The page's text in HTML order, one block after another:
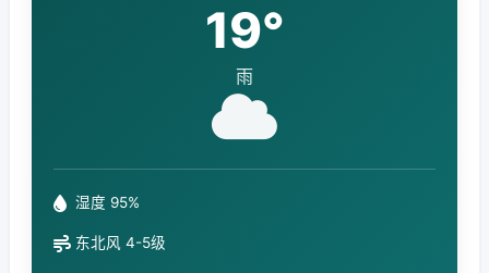
19°
雨
湿度 95%
东北风 4-5级